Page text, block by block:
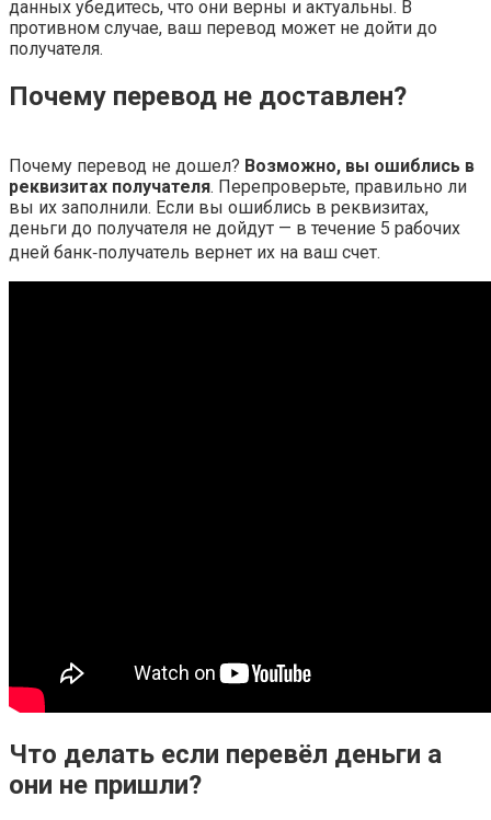
данных убедитесь, что они верны и актуальны. В
противном случае, ваш перевод может не дойти до
получателя.
Почему перевод не доставлен?
Почему перевод не дошел? Возможно, вы ошиблись в
реквизитах получателя. Перепроверьте, правильно ли
вы их заполнили. Если вы ошиблись в реквизитах,
деньги до получателя не дойдут — в течение 5 рабочих
дней банк‑получатель вернет их на ваш счет.
Что делать если перевёл деньги а
они не пришли?